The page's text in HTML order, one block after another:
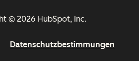
© 2026 HubSpot, Inc.
Datenschutzbestimmungen